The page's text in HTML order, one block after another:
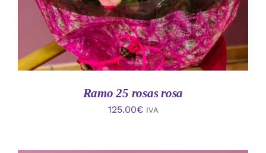
Ramo 25 rosas rosa
125.00€ IVA